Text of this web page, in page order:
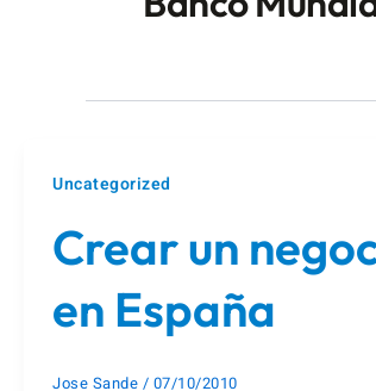
Uncategorized
Crear un
en España
Jose Sande / 07/10/2010